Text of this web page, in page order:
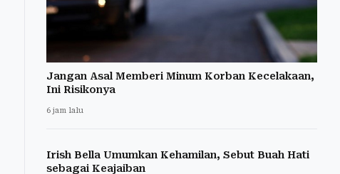
Jangan Asal Memberi Minum Korban Kecelakaan,
Ini Risikonya
6 jam lalu
Irish Bella Umumkan Kehamilan, Sebut Buah Hati
sebagai Keajaiban